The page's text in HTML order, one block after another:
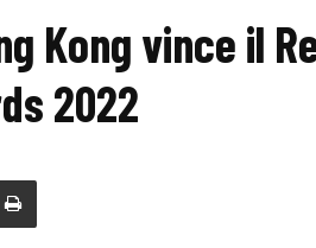
Kong vince il
2022